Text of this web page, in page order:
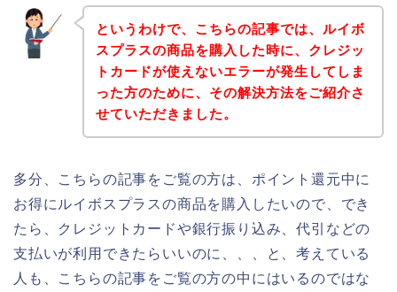
というわけで、こちらの記事では、ルイボ
スプラスの商品を購入した時に、クレジッ
トカードが使えないエラーが発生してしま
った方のために、その解決方法をご紹介さ
せていただきました。
多分、こちらの記事をご覧の方は、ポイント還元中に
お得にルイボスプラスの商品を購入したいので、でき
たら、クレジットカードや銀行振り込み、代引などの
支払いが利用できたらいいのに、、、と、考えている
人も、こちらの記事をご覧の方の中にはいるのではな